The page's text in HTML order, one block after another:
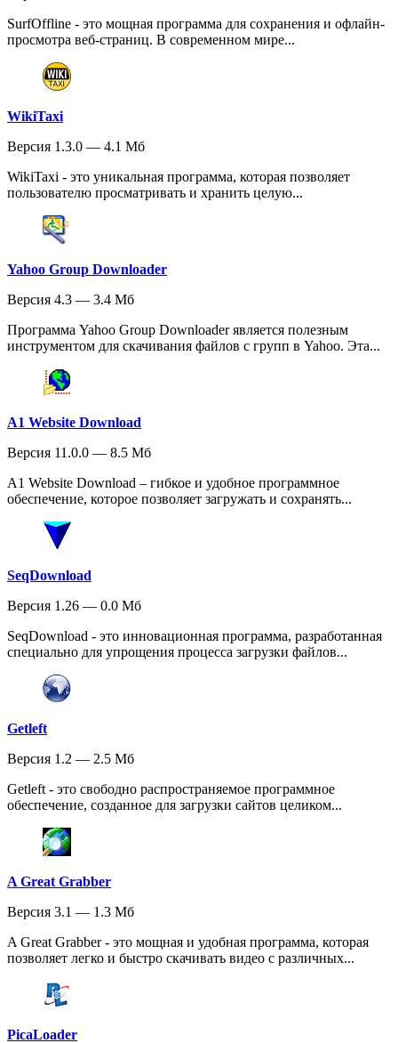
SurfOffline - это мощная программа для сохранения и офлайн-
просмотра веб-страниц. В современном мире...
WikiTaxi
Версия 1.3.0 — 4.1 Мб
WikiTaxi - это уникальная программа, которая позволяет
пользователю просматривать и хранить целую...
Yahoo Group Downloader
Версия 4.3 — 3.4 Мб
Программа Yahoo Group Downloader является полезным
инструментом для скачивания файлов с групп в Yahoo. Эта...
A1 Website Download
Версия 11.0.0 — 8.5 Мб
A1 Website Download – гибкое и удобное программное
обеспечение, которое позволяет загружать и сохранять...
SeqDownload
Версия 1.26 — 0.0 Мб
SeqDownload - это инновационная программа, разработанная
специально для упрощения процесса загрузки файлов...
Getleft
Версия 1.2 — 2.5 Мб
Getleft - это свободно распространяемое программное
обеспечение, созданное для загрузки сайтов целиком...
A Great Grabber
Версия 3.1 — 1.3 Мб
A Great Grabber - это мощная и удобная программа, которая
позволяет легко и быстро скачивать видео с различных...
PicaLoader